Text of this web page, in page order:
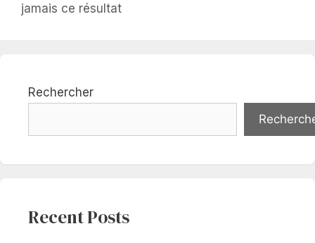
jamais ce résultat
Rechercher
Recent Posts